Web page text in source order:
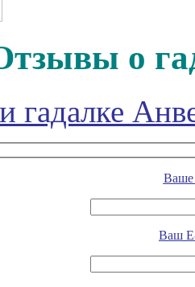
о
гадалке
Ваше
Ваш